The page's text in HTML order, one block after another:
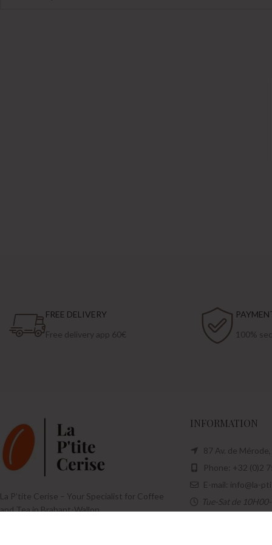
FREE DELIVERY
Free delivery app 60€
100%
La P’tite Cerise – Your Specialist for Coffee
and Tea in Brabant-Wallon
INFORMATION
87 Av. de
Phone: +32 (0)2
E-mail: info@la-
Tue-Sat de